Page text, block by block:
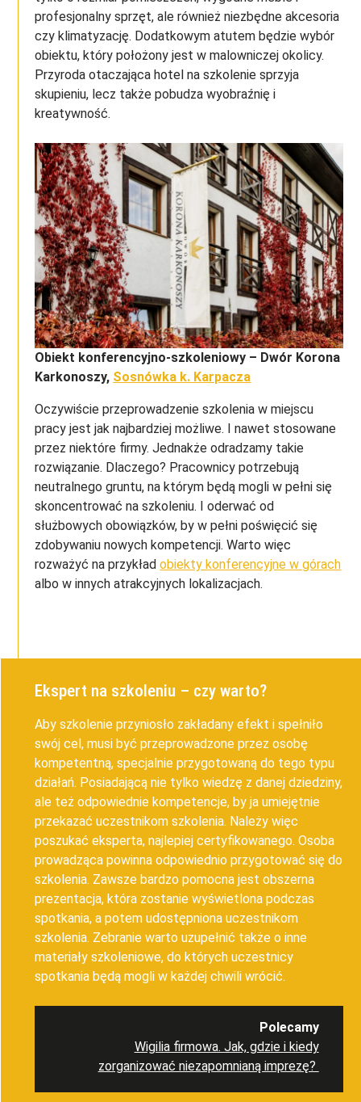
profesjonalny sprzęt, ale również niezbędne akcesoria
czy klimatyzację. Dodatkowym atutem będzie wybór
obiektu, który położony jest w malowniczej okolicy.
Przyroda otaczająca hotel na szkolenie sprzyja
skupieniu, lecz także pobudza wyobraźnię i
kreatywność.
Obiekt konferencyjno-szkoleniowy – Dwór Korona
Karkonoszy, Sosnówka k. Karpacza
Oczywiście przeprowadzenie szkolenia w miejscu
pracy jest jak najbardziej możliwe. I nawet stosowane
przez niektóre firmy. Jednakże odradzamy takie
rozwiązanie. Dlaczego? Pracownicy potrzebują
neutralnego gruntu, na którym będą mogli w pełni się
skoncentrować na szkoleniu. I oderwać od
służbowych obowiązków, by w pełni poświęcić się
zdobywaniu nowych kompetencji. Warto więc
rozważyć na przykładobiekty konferencyjne w górach
albo w innych atrakcyjnych lokalizacjach.
Ekspert na szkoleniu – czy warto?
Aby szkolenie przyniosło zakładany efekt i spełniło
swój cel, musi być przeprowadzone przez osobę
kompetentną, specjalnie przygotowaną do tego typu
działań. Posiadającą nie tylko wiedzę z danej dziedziny,
ale też odpowiednie kompetencje, by ja umiejętnie
przekazać uczestnikom szkolenia. Należy więc
poszukać eksperta, najlepiej certyfikowanego. Osoba
prowadząca powinna odpowiednio przygotować się do
szkolenia. Zawsze bardzo pomocna jest obszerna
prezentacja, która zostanie wyświetlona podczas
spotkania, a potem udostępniona uczestnikom
szkolenia. Zebranie warto uzupełnić także o inne
materiały szkoleniowe, do których uczestnicy
spotkania będą mogli w każdej chwili wrócić.
Polecamy
Wigilia firmowa. Jak, gdzie i kiedy
zorganizować niezapomnianą imprezę?